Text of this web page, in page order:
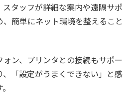
タッフが詳細な案内や遠隔サポ
簡単にネット環境を整えること
ン、プリンタとの接続もサポー
、「設定がうまくできない」と感